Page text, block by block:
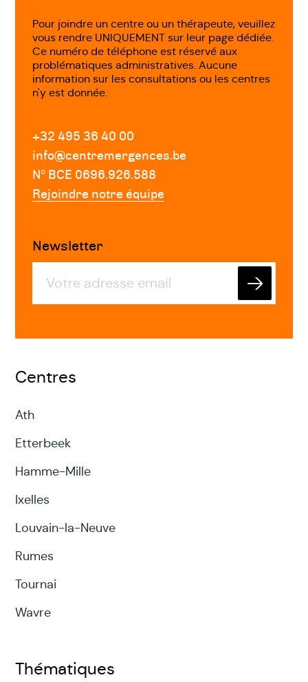
Pour joindre un centre ou un thérapeute, veuillez
vous rendre UNIQUEMENT sur leur page dédiée.
Ce numéro de téléphone est réservé aux
problématiques administratives. Aucune
information sur les consultations ou les centres
n'y est donnée.
+32 495 36 40 00
info@centremergences.be
Nº BCE 0696.926.588
Rejoindre notre équipe
Newsletter
Centres
Ath
Etterbeek
Hamme-Mille
Ixelles
Louvain-la-Neuve
Rumes
Tournai
Wavre
Thématiques